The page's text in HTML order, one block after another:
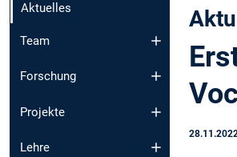
Aktuelles
Team
Forschung
Projekte
Lehre